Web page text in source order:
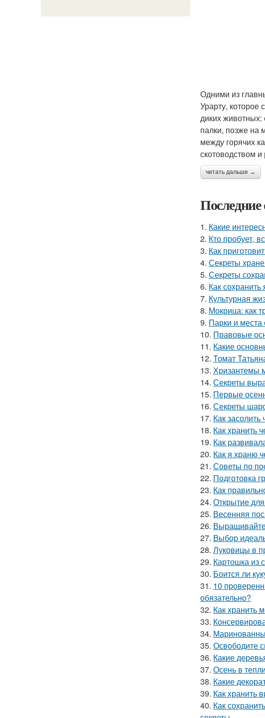
Одними из
Урарту, которое
диких
палки, позже на
между горячих
скотоводством
читать дальше →
Последние
1. Какие
2. Кто пробует,
3. Как
4. Секреты
5. Секреты
6. Как
7. Культурная
8. Мокрица: как
9. Парки и места
10. Правовые
11. Какие
12. Томат
13. Хризантемы
14. Секреты
15. Первые
16. Секреты
17. Как
18. Как хранить
19. Как
20. Как я храню
21. Советы по
22. Подготовка
23. Как
24. Открытие
25. Весенняя
26.
27. Выбор
28. Луковицы в
29. Картошка из
30. Боится ли
31. 10
обязательно?
32. Как хранить
33.
34.
35. Освободите
36. Какие
37. Осень в
38. Какие
39. Как хранить
40. Как